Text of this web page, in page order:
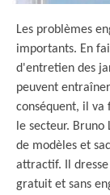
Les problèmes
importants. En
d'entretien des
peuvent
conséquent, il va
le secteur.
de modèles et
attractif. Il
gratuit et sans